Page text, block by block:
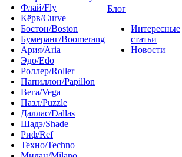
Флай/Fly
Кёрв/Curve
Бостон/Boston
Бумеранг/Boomerang
Ария/Aria
Эдо/Edo
Роллер/Roller
Папиллон/Papillon
Вега/Vega
Пазл/Puzzle
Даллас/Dallas
Шадэ/Shade
Риф/Ref
Техно/Techno
Блог
Интересные
статьи
Новости